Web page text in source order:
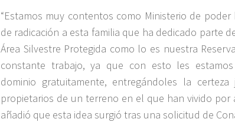
“Estamos muy contentos como Ministerio de
de radicación a esta familia que ha dedicado parte
Área Silvestre Protegida como lo es nuestra
constante trabajo, ya que con esto les
dominio gratuitamente, entregándoles la
propietarios de un terreno en el que han vivido por
añadió que esta idea surgió tras una solicitud de